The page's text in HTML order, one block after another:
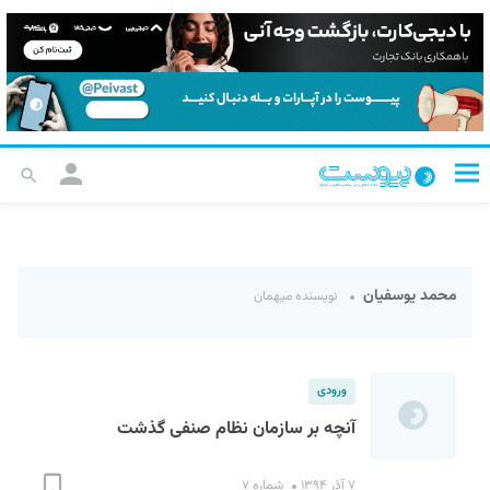
محمد یوسفیان نویسنده میهمان
ورودی
آنچه بر سازمان نظام صنفی گذشت
۷ آذر ۱۳۹۴ شماره ۷